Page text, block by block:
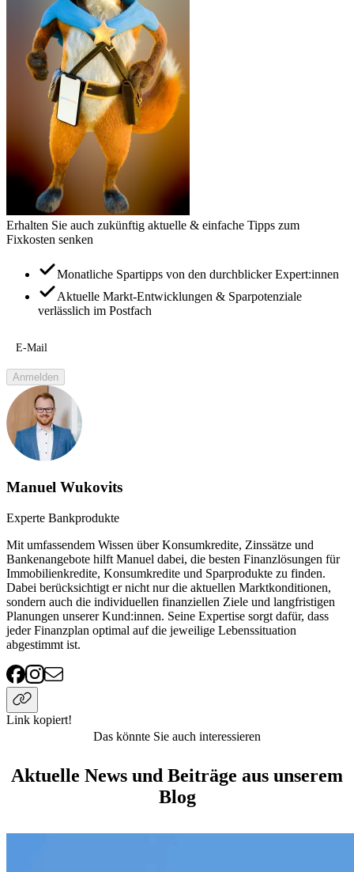
Erhalten Sie auch zukünftig aktuelle & einfache Tipps zum
Fixkosten senken
Monatliche Spartipps von den durchblicker Expert:innen
Aktuelle Markt-Entwicklungen & Sparpotenziale
verlässlich im Postfach
E-Mail
Anmelden
Manuel Wukovits
Experte Bankprodukte
Mit umfassendem Wissen über Konsumkredite, Zinssätze und
Bankenangebote hilft Manuel dabei, die besten Finanzlösungen für
Immobilienkredite, Konsumkredite und Sparprodukte zu finden.
Dabei berücksichtigt er nicht nur die aktuellen Marktkonditionen,
sondern auch die individuellen finanziellen Ziele und langfristigen
Planungen unserer Kund:innen. Seine Expertise sorgt dafür, dass
jeder Finanzplan optimal auf die jeweilige Lebenssituation
abgestimmt ist.
Link kopiert!
Das könnte Sie auch interessieren
Aktuelle News und Beiträge aus unserem
Blog